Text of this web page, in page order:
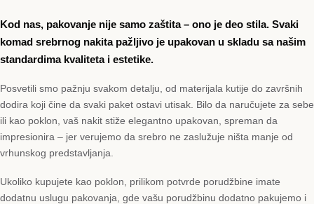
Kod nas, pakovanje nije samo zaštita – ono je deo stila. Svaki
komad srebrnog nakita pažljivo je upakovan u skladu sa našim
standardima kvaliteta i estetike.
Posvetili smo pažnju svakom detalju, od materijala kutije do završnih
dodira koji čine da svaki paket ostavi utisak. Bilo da naručujete za sebe
ili kao poklon, vaš nakit stiže elegantno upakovan, spreman da
impresionira – jer verujemo da srebro ne zaslužuje ništa manje od
vrhunskog predstavljanja.
Ukoliko kupujete kao poklon, prilikom potvrde porudžbine imate
dodatnu uslugu pakovanja, gde vašu porudžbinu dodatno pakujemo i